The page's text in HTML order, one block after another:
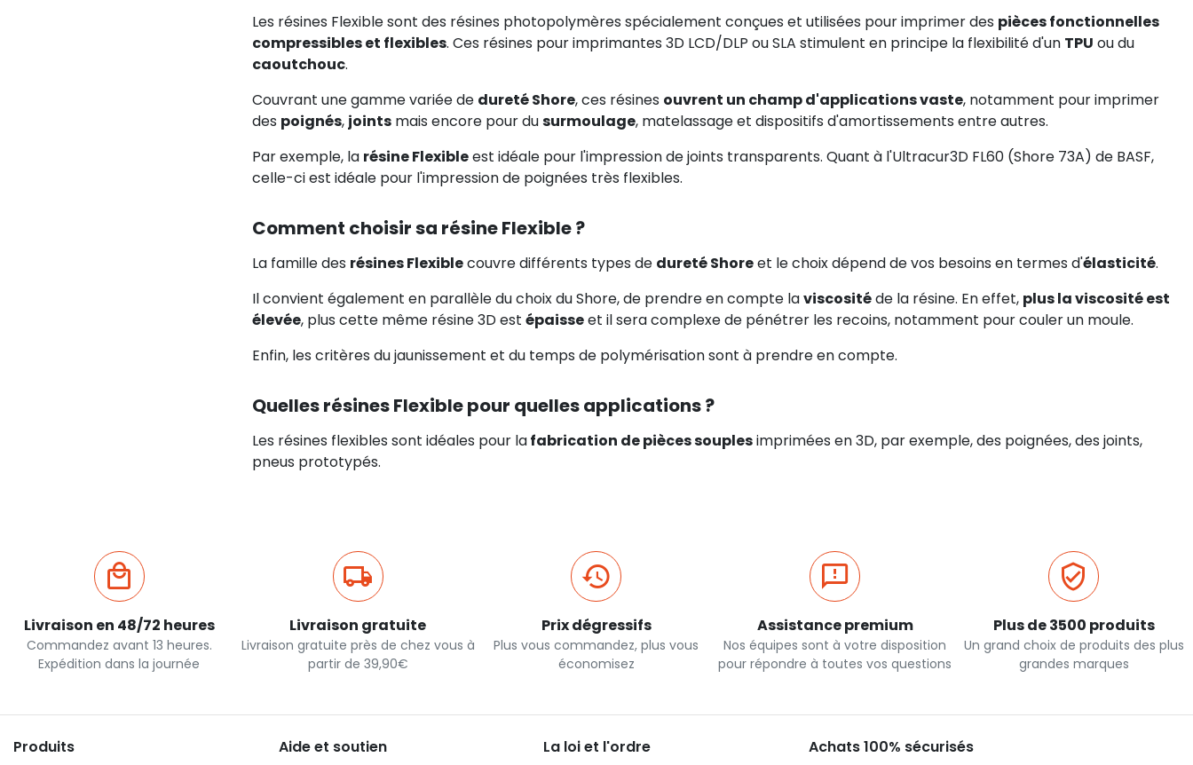
Les résines Flexible sont des résines photopolymères spécialement conçues et utilisées pour imprimer des pièces fonctionnelles
compressibles et flexibles. Ces résines pour imprimantes 3D LCD/DLP ou SLA stimulent en principe la flexibilité d'un TPU ou du
caoutchouc.
Couvrant une gamme variée de dureté Shore, ces résines ouvrent un champ d'applications vaste, notamment pour imprimer
des poignés, jointsmais encore pour dusurmoulage, matelassage et dispositifs d'amortissements entre autres.
Par exemple, la résine Flexibleest idéale pour l'impression de joints transparents. Quant à l'Ultracur3D FL60 (Shore 73A) de BASF,
celle-ci est idéale pour l'impression de poignées très flexibles.
Comment choisir sa résine Flexible ?
La famille des résines Flexiblecouvre différents types de dureté Shoreet le choix dépend de vos besoins en termes d'élasticité.
Il convient également en parallèle du choix du Shore, de prendre en compte laviscositéde la résine. En effet, plus la viscosité est
élevée, plus cette même résine 3D est épaisseet il sera complexe de pénétrer les recoins, notamment pour couler un moule.
Enfin, les critères du jaunissement et du temps de polymérisation sont à prendre en compte.
Quelles résines Flexible pour quelles applications ?
Les résines flexibles sont idéales pour lafabrication de pièces souplesimprimées en 3D, par exemple, des poignées, des joints,
pneus prototypés.
Livraison en 48/72 heures
Commandez avant 13 heures.
Expédition dans la journée
Livraison gratuite
Livraison gratuite près de chez vous à
partir de 39,90€
Prix dégressifs
Plus vous commandez, plus vous
économisez
Assistance premium
Nos équipes sont à votre disposition
pour répondre à toutes vos questions
Plus de 3500 produits
Un grand choix de produits des plus
grandes marques
Produits Aide et soutien La loi et l'ordre Achats 100% sécurisés